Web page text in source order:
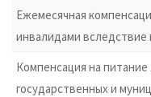
Ежемесячная
инвалидами вследствие
Компенсация на
государственных и